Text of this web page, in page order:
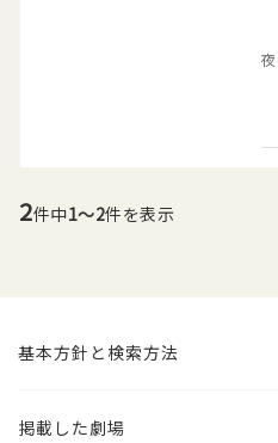
2件中1～2件を表示
基本方針と検索方法
掲載した劇場